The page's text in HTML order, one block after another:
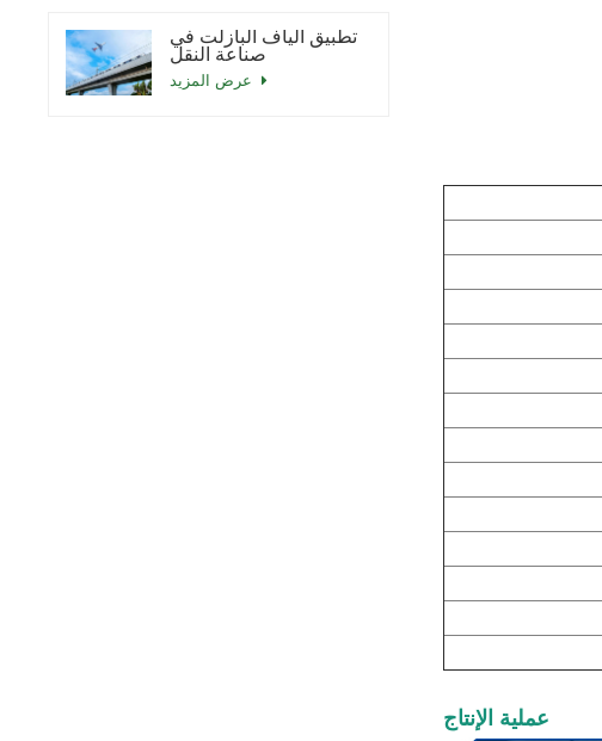
عملية الإنتاج
تطبيق ألياف البازلت في
صناعة النقل